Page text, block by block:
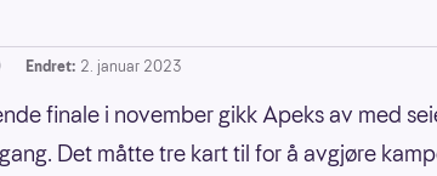
Endret: 2. januar 2023
finale i november gikk Apeks av med
Det måtte tre kart til for å avgjøre